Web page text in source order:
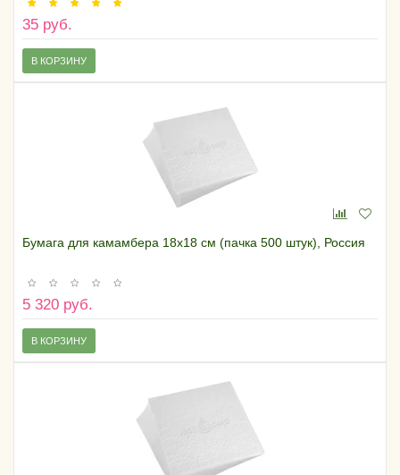
35 руб.
В КОРЗИНУ
Бумага для камамбера 18х18 см (пачка 500 штук), Россия
5 320 руб.
В КОРЗИНУ